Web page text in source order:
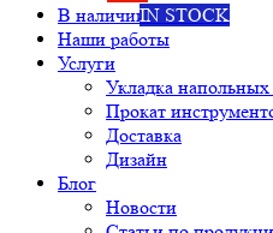
В наличииIN STOCK
Наши работы
Услуги
Укладка
Прокат
Доставка
Дизайн
Блог
Новости